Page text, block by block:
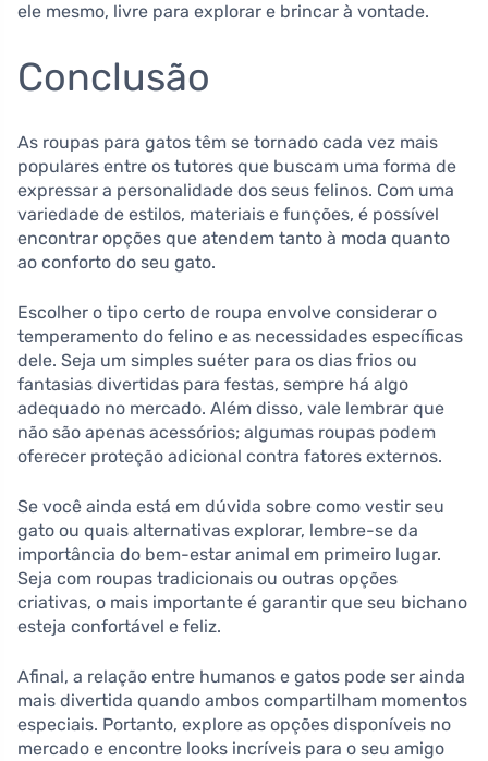
ele mesmo, livre para explorar e brincar à vontade.
Conclusão
As roupas para gatos têm se tornado cada vez mais
populares entre os tutores que buscam uma forma de
expressar a personalidade dos seus felinos. Com uma
variedade de estilos, materiais e funções, é possível
encontrar opções que atendem tanto à moda quanto
ao conforto do seu gato.
Escolher o tipo certo de roupa envolve considerar o
temperamento do felino e as necessidades específicas
dele. Seja um simples suéter para os dias frios ou
fantasias divertidas para festas, sempre há algo
adequado no mercado. Além disso, vale lembrar que
não são apenas acessórios; algumas roupas podem
oferecer proteção adicional contra fatores externos.
Se você ainda está em dúvida sobre como vestir seu
gato ou quais alternativas explorar, lembre-se da
importância do bem-estar animal em primeiro lugar.
Seja com roupas tradicionais ou outras opções
criativas, o mais importante é garantir que seu bichano
esteja confortável e feliz.
Afinal, a relação entre humanos e gatos pode ser ainda
mais divertida quando ambos compartilham momentos
especiais. Portanto, explore as opções disponíveis no
mercado e encontre looks incríveis para o seu amigo